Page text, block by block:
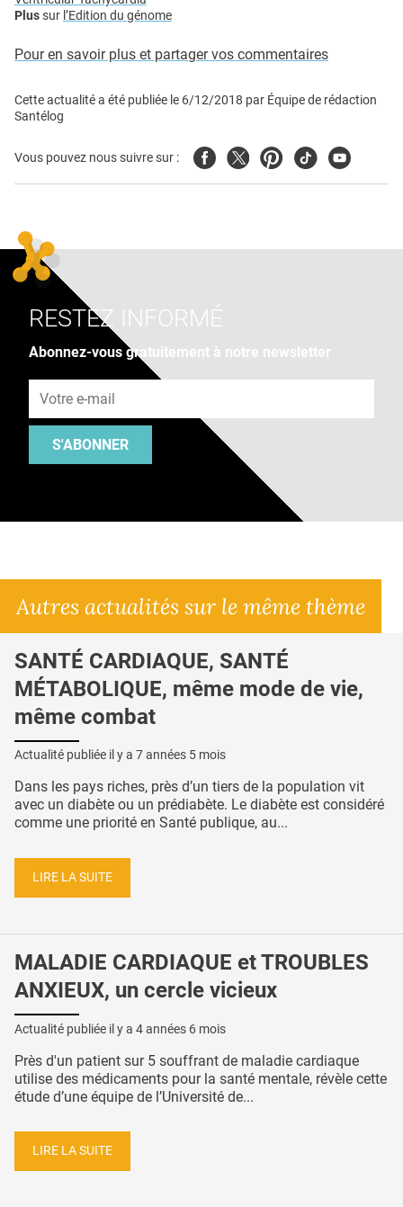
Plussur l’Edition du génome
Pour en savoir plus et partager vos commentaires
Cette actualité a été publiée le 6/12/2018 par Équipe de rédaction
Santélog
Vous pouvez nous suivre sur : FacebookTwitterPinterest
TiktokYoutube
RESTEZ INFORMÉ
Abonnez-vous gratuitement à notre newsletter
S'ABONNER
Autres actualités sur le même thème
SANTÉ CARDIAQUE, SANTÉ
MÉTABOLIQUE, même mode de vie,
même combat
Actualité publiée il y a 7 années 5 mois
Dans les pays riches, près d’un tiers de la population vit
avec un diabète ou un prédiabète. Le diabète est considéré
comme une priorité en Santé publique, au...
LIRE LA SUITE
MALADIE CARDIAQUE et TROUBLES
ANXIEUX, un cercle vicieux
Actualité publiée il y a 4 années 6 mois
Près d'un patient sur 5 souffrant de maladie cardiaque
utilise des médicaments pour la santé mentale, révèle cette
étude d’une équipe de l’Université de...
LIRE LA SUITE